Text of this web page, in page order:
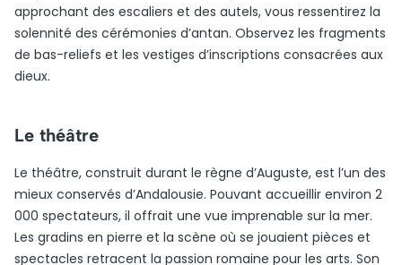
approchant des escaliers et des autels, vous ressentirez la
solennité des cérémonies d’antan. Observez les fragments
de bas-reliefs et les vestiges d’inscriptions consacrées aux
dieux.
Le théâtre
Le théâtre, construit durant le règne d’Auguste, est l’un des
mieux conservés d’Andalousie. Pouvant accueillir environ 2
000 spectateurs, il offrait une vue imprenable sur la mer.
Les gradins en pierre et la scène où se jouaient pièces et
spectacles retracent la passion romaine pour les arts. Son